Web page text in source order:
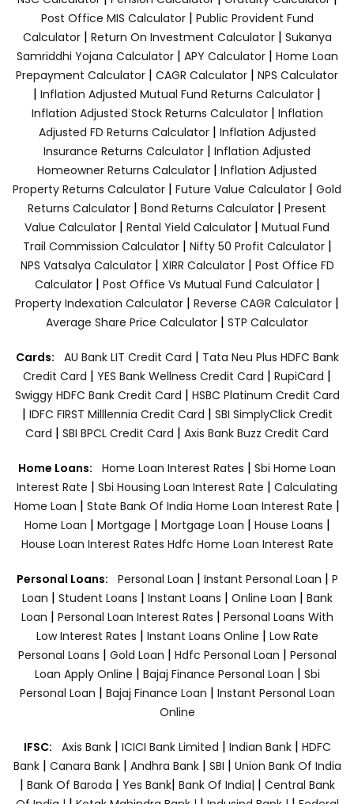
Post Office MIS Calculator| Public Provident Fund
Calculator| Return On Investment Calculator| Sukanya
Samriddhi Yojana Calculator| APY Calculator| Home Loan
Prepayment Calculator | CAGR Calculator | NPS Calculator
| Inflation Adjusted Mutual Fund Returns Calculator |
Inflation Adjusted Stock Returns Calculator| Inflation
Adjusted FD Returns Calculator| Inflation Adjusted
Insurance Returns Calculator | Inflation Adjusted
Homeowner Returns Calculator | Inflation Adjusted
Property Returns Calculator | Future Value Calculator | Gold
Returns Calculator | Bond Returns Calculator | Present
Value Calculator | Rental Yield Calculator | Mutual Fund
Trail Commission Calculator| Nifty 50 Profit Calculator|
NPS Vatsalya Calculator| XIRR Calculator| Post Office FD
Calculator| Post Office Vs Mutual Fund Calculator|
Property Indexation Calculator | Reverse CAGR Calculator |
Average Share Price Calculator | STP Calculator
Cards: AU Bank LIT Credit Card | Tata Neu Plus HDFC Bank
Credit Card | YES Bank Wellness Credit Card | RupiCard |
Swiggy HDFC Bank Credit Card | HSBC Platinum Credit Card
| IDFC FIRST Milllennia Credit Card | SBI SimplyClick Credit
Card | SBI BPCL Credit Card | Axis Bank Buzz Credit Card
Home Loans: Home Loan Interest Rates | Sbi Home Loan
Interest Rate | Sbi Housing Loan Interest Rate | Calculating
Home Loan | State Bank Of India Home Loan Interest Rate |
Home Loan | Mortgage | Mortgage Loan | House Loans |
House Loan Interest Rates Hdfc Home Loan Interest Rate
Personal Loans: Personal Loan | Instant Personal Loan | P
Loan | Student Loans | Instant Loans | Online Loan | Bank
Loan | Personal Loan Interest Rates | Personal Loans With
Low Interest Rates | Instant Loans Online | Low Rate
Personal Loans | Gold Loan | Hdfc Personal Loan | Personal
Loan Apply Online | Bajaj Finance Personal Loan | Sbi
Personal Loan | Bajaj Finance Loan | Instant Personal Loan
Online
IFSC: Axis Bank | ICICI Bank Limited | Indian Bank | HDFC
Bank| Canara Bank | Andhra Bank| SBI | Union Bank Of India
| Bank Of Baroda | Yes Bank| Bank Of India| | Central Bank